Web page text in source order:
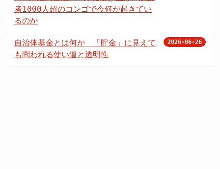
者1000人超のコンゴで今何が起きてい
るのか
自治体基金とは何か 「貯金」に見えて
も問われる使い道と透明性
2026-06-26